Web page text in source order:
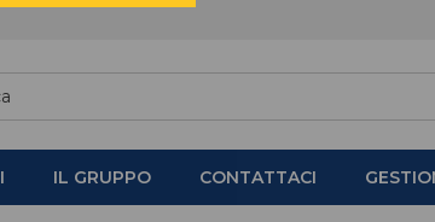
IL GRUPPO CONTATTACI